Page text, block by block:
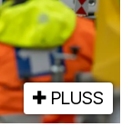
PLUSS